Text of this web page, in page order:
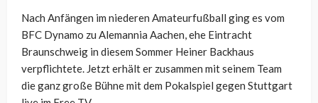
Nach Anfängen im niederen Amateurfußball ging es vom
BFC Dynamo zu Alemannia Aachen, ehe Eintracht
Braunschweig in diesem Sommer Heiner Backhaus
verpflichtete. Jetzt erhält er zusammen mit seinem Team
die ganz große Bühne mit dem Pokalspiel gegen Stuttgart